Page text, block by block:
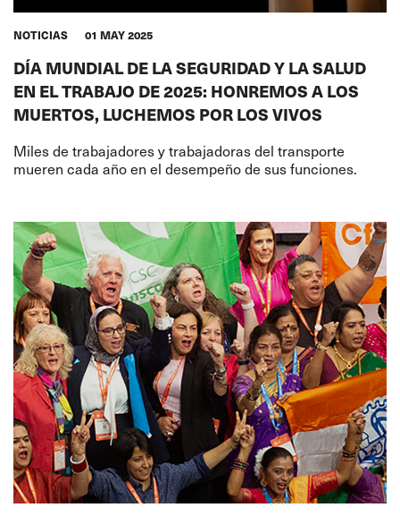
NOTICIAS 01 MAY 2025
DÍA MUNDIAL DE LA SEGURIDAD Y LA SALUD
EN EL TRABAJO DE 2025: HONREMOS A LOS
MUERTOS, LUCHEMOS POR LOS VIVOS
Miles de trabajadores y trabajadoras del transporte
mueren cada año en el desempeño de sus funciones.